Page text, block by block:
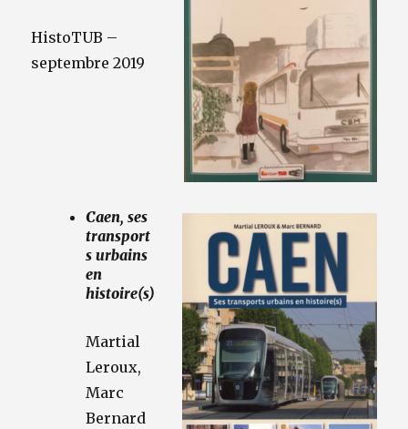
HistoTUB –
septembre 2019
Caen, ses
transport
s urbains
en
histoire(s)
Martial
Leroux,
Marc
Bernard